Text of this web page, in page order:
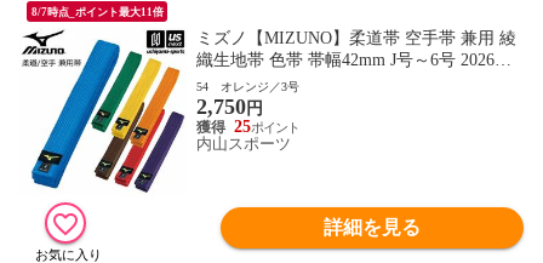
8/7時点_ポイント最大11倍
ミズノ【MIZUNO】柔道帯 空手帯 兼用 綾
織生地帯 色帯 帯幅42mm J号～6号 2026年
継続モデル【22JV9A18 帯 柔道 空手 空手
道 刺繍加工不可】【翌日配達対象】[自社]
54 オレンジ／3号
2,750円
25
内山スポーツ
詳細を見る